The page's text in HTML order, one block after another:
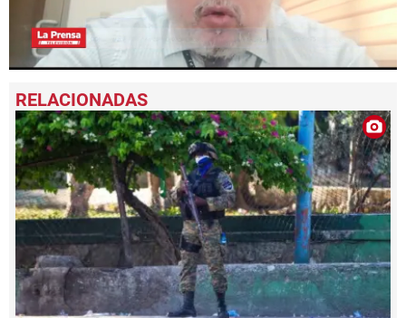
seconds
of
2
minutes,
25
seconds